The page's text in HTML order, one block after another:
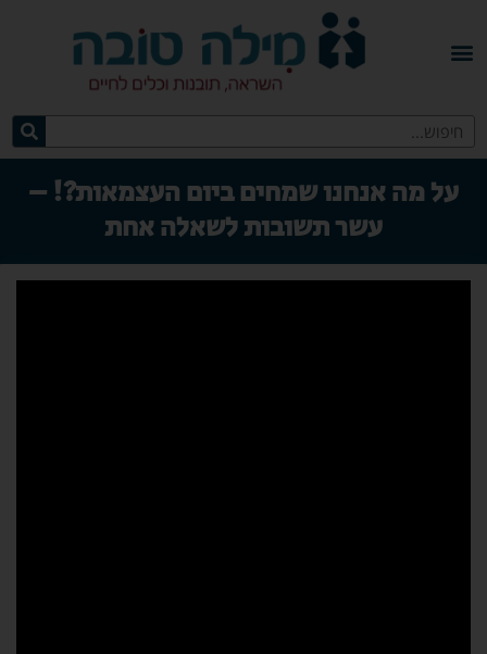
על מה אנחנו שמחים ביום העצמאות?! –
עשר תשובות לשאלה אחת